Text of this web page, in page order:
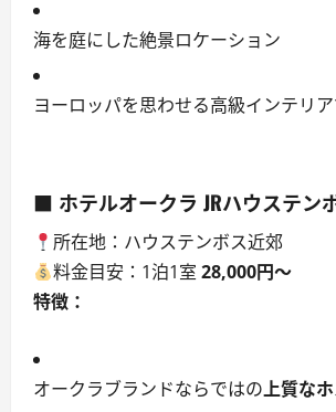
海を庭にした絶景ロケーション
ヨーロッパを思わせる高級インテリ
■ ホテルオークラ JRハウステン
所在地：ハウステンボス近郊
料金目安：1泊1室28,000円〜
特徴：
オークラブランドならではの上質な